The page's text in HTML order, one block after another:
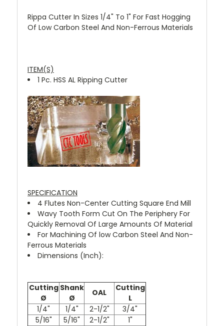
Rippa Cutter In Sizes 1/4" To 1" For Fast Hogging
Of Low Carbon Steel And Non-Ferrous Materials
ITEM(S)
1 Pc. HSS AL Ripping Cutter
SPECIFICATION
4 Flutes Non-Center Cutting Square End Mill
Wavy Tooth Form Cut On The Periphery For
Quickly Removal Of Large Amounts Of Material
For Machining Of low Carbon Steel And Non-
Ferrous Materials
Dimensions (Inch):
Cutting
Ø
Shank
Ø
OAL
Cutting
L
1/4"
1/4" 2-1/2"
3/4"
5/16"
5/16" 2-1/2"
1"